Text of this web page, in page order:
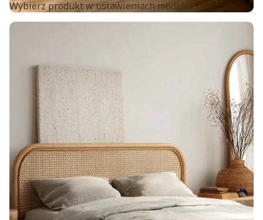
Wybierz produkt w ustawieniach modułu.